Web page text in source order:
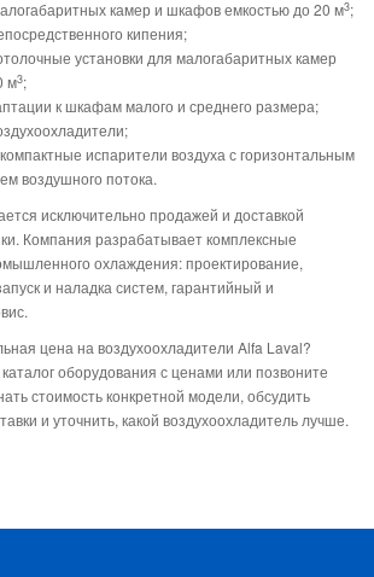
камер и шкафов емкостью до 20 м3;
кипения;
установки для малогабаритных камер
м3;
к шкафам малого и среднего размера;
испарители воздуха с горизонтальным
воздушного потока.
исключительно продажей и доставкой
Компания разрабатывает комплексные
охлаждения: проектирование,
и наладка систем, гарантийный и
цена на воздухоохладители Alfa Laval?
оборудования с ценами или позвоните
стоимость конкретной модели, обсудить
и уточнить, какой воздухоохладитель лучше.